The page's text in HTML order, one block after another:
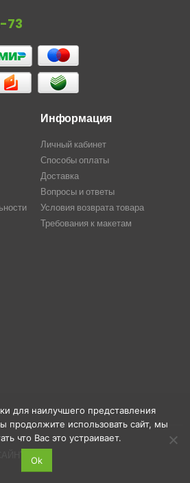
73
Информация
Личный кабинет
Способы оплаты
Доставка
Вопросы и ответы
Условия возврата товара
Требования к макетам
для наилучшего представления
продолжите использовать сайт, мы
что Вас это устраивает.
Ok